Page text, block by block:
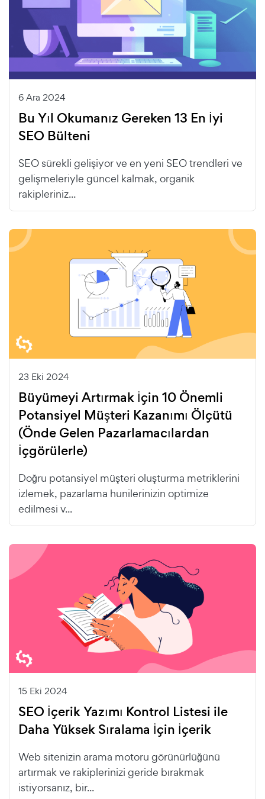
6 Ara 2024
Bu Yıl Okumanız Gereken 13 En İyi
SEO Bülteni
SEO sürekli gelişiyor ve en yeni SEO trendleri ve
gelişmeleriyle güncel kalmak, organik
rakipleriniz...
23 Eki 2024
Büyümeyi Artırmak İçin 10 Önemli
Potansiyel Müşteri Kazanımı Ölçütü
(Önde Gelen Pazarlamacılardan
İçgörülerle)
Doğru potansiyel müşteri oluşturma metriklerini
izlemek, pazarlama hunilerinizin optimize
edilmesi v...
15 Eki 2024
SEO İçerik Yazımı Kontrol Listesi ile
Daha Yüksek Sıralama İçin İçerik
Web sitenizin arama motoru görünürlüğünü
artırmak ve rakiplerinizi geride bırakmak
istiyorsanız, bir...